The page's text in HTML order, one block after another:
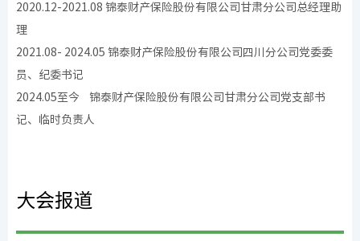
2020.12-2021.08 锦泰财产保险股份有限公司甘肃分公司总经理助
理
2021.08- 2024.05 锦泰财产保险股份有限公司四川分公司党委委
员、纪委书记
2024.05至今 锦泰财产保险股份有限公司甘肃分公司党支部书
记、临时负责人
大会报道